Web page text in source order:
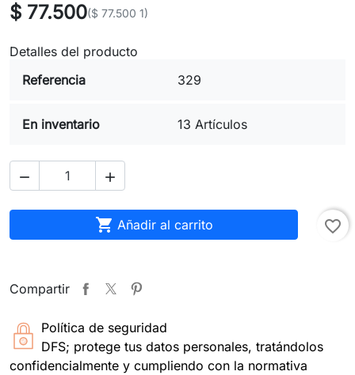
$ 77.500($ 77.500 1)
Detalles del producto
Referencia
329
En inventario 13 Artículos
 
 Añadir al carrito favorite_border
Compartir
Política de seguridad
DFS; protege tus datos personales, tratándolos
confidencialmente y cumpliendo con la normativa